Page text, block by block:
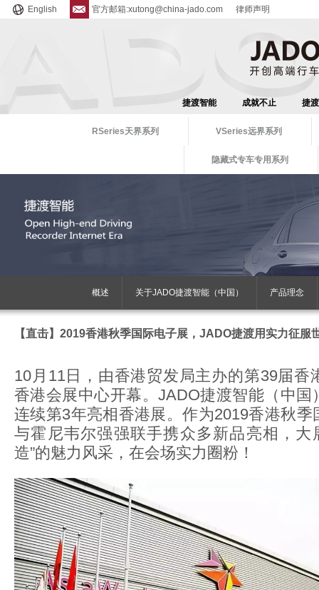
English 官方邮箱:xutong@china-jado.com 律师声明
捷渡智能 成就不止 捷
RSeries天界系列 VSeries远界系列
隐藏式专车专用系列
概述 关于JADO捷渡智能（中国） 产品理念
【直击】2019香港秋季国际电子展，JADO捷渡用实力征服
10月11日，由香港贸发局主办的第39届香
香港会展中心开幕。JADO捷渡智能（中国
连续第3年亮相香港展。作为2019香港秋
与霍尼韦尔强强联手携众多新品亮相，大
造”的魅力风采，在会场实力圈粉！